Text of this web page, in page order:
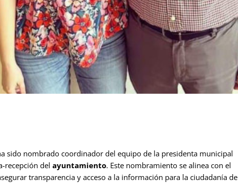
ha sido nombrado coordinador del equipo de la presidenta municipal
recepción del ayuntamiento. Este nombramiento se alinea con el
transparencia y acceso a la información para la ciudadanía de